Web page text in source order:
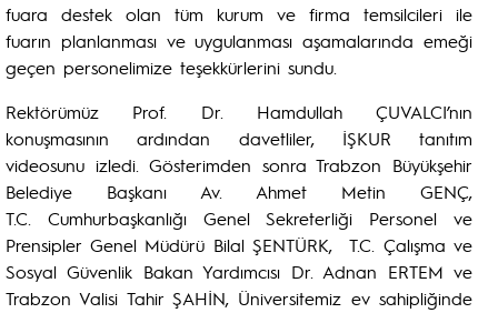
fuara destek olan tüm kurum ve firma temsilcileri ile
fuarın planlanması ve uygulanması aşamalarında emeği
geçen personelimize teşekkürlerini sundu.
Rektörümüz Prof. Dr. Hamdullah ÇUVALCI’nın
konuşmasının ardından davetliler, İŞKUR tanıtım
videosunu izledi. Gösterimden sonra Trabzon Büyükşehir
Belediye Başkanı Av. Ahmet Metin GENÇ,
T.C. Cumhurbaşkanlığı Genel Sekreterliği Personel ve
Prensipler Genel Müdürü Bilal ŞENTÜRK, T.C. Çalışma ve
Sosyal Güvenlik Bakan Yardımcısı Dr. Adnan ERTEM ve
Trabzon Valisi Tahir ŞAHİN, Üniversitemiz ev sahipliğinde